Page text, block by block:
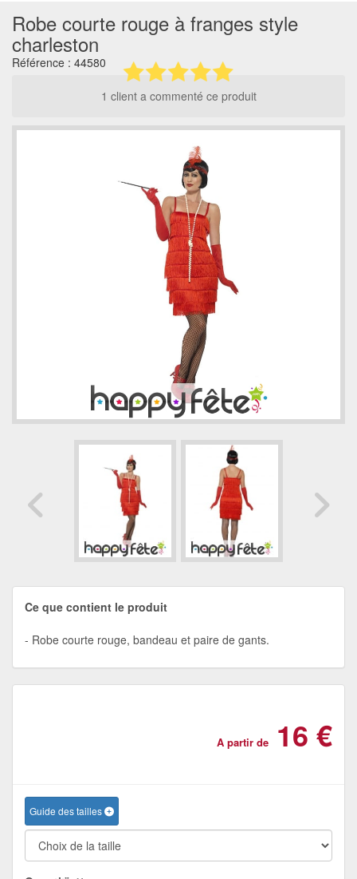
Robe courte rouge à franges style
charleston
Référence : 44580
1 client a commenté ce produit
Ce que contient le produit
Robe courte rouge, bandeau et paire de gants.
A partir de 16 €
Guide des tailles